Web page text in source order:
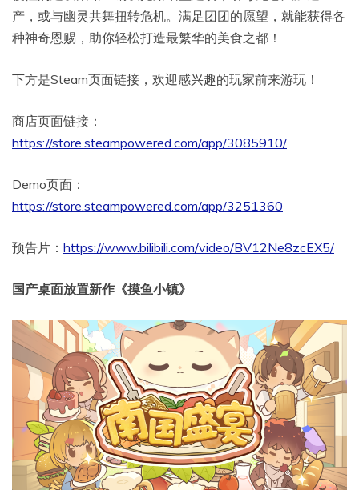
产，或与幽灵共舞扭转危机。满足团团的愿望，就能获得各
种神奇恩赐，助你轻松打造最繁华的美食之都！
下方是Steam页面链接，欢迎感兴趣的玩家前来游玩！
商店页面链接：
https://store.steampowered.com/app/3085910/
Demo页面：
https://store.steampowered.com/app/3251360
预告片： https://www.bilibili.com/video/BV12Ne8zcEX5/
国产桌面放置新作《摸鱼小镇》